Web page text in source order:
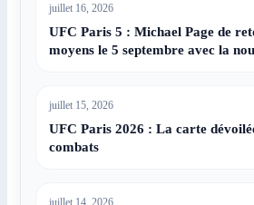
juillet 16, 2026
UFC Paris 5 : Michael Page de
moyens le 5 septembre avec la
juillet 15, 2026
UFC Paris 2026 : La carte
combats
juillet 14, 2026